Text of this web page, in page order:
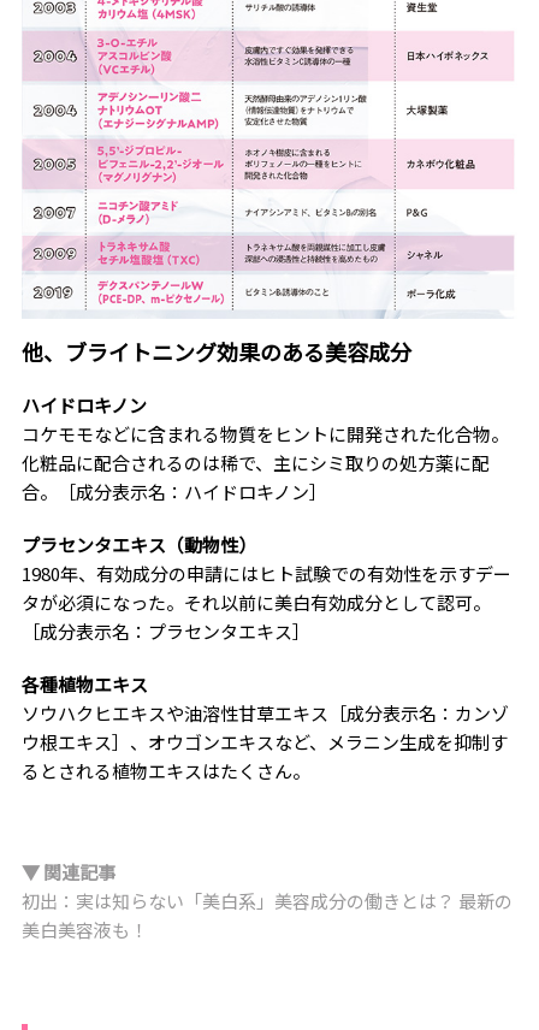
他、ブライトニング効果のある美容成分
ハイドロキノン
コケモモなどに含まれる物質をヒントに開発された化合物。
化粧品に配合されるのは稀で、主にシミ取りの処方薬に配
合。［成分表示名：ハイドロキノン］
プラセンタエキス（動物性）
1980年、有効成分の申請にはヒト試験での有効性を示すデー
タが必須になった。それ以前に美白有効成分として認可。
［成分表示名：プラセンタエキス］
各種植物エキス
ソウハクヒエキスや油溶性甘草エキス［成分表示名：カンゾ
ウ根エキス］、オウゴンエキスなど、メラニン生成を抑制す
るとされる植物エキスはたくさん。
▼ 関連記事
初出：実は知らない「美白系」美容成分の働きとは？ 最新の
美白美容液も！